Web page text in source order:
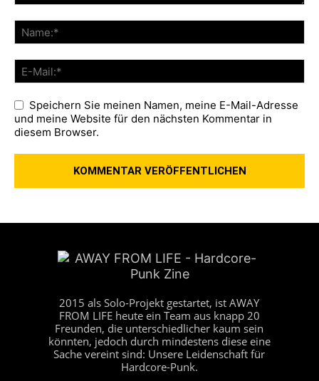
Speichern Sie meinen Namen, meine E-Mail-Adresse
und meine Website für den nächsten Kommentar in
diesem Browser.
2015 als Solo-Projekt gestartet, ist AWAY
FROM LIFE heute ein Team aus knapp 20
Freunden, die unterschiedlicher kaum sein
könnten, jedoch durch mindestens diese eine
Sache vereint sind: Unsere Leidenschaft für
Hardcore-Punk.